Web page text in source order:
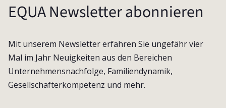
EQUA Newsletter abonnieren
Mit unserem Newsletter erfahren Sie ungefähr vier
Mal im Jahr Neuigkeiten aus den Bereichen
Unternehmensnachfolge, Familiendynamik,
Gesellschafterkompetenz und mehr.